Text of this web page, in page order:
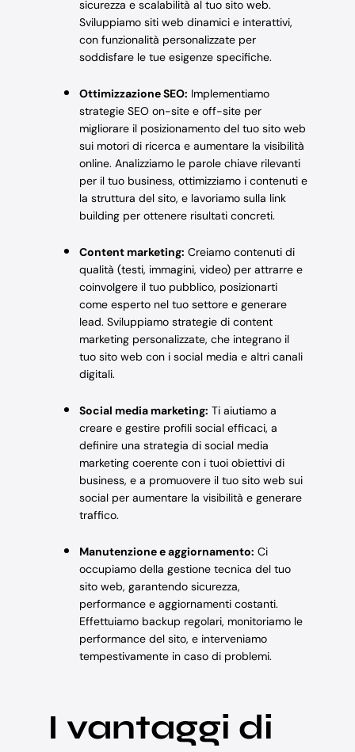
sicurezza e scalabilità al tuo sito web.
Sviluppiamo siti web dinamici e interattivi,
con funzionalità personalizzate per
soddisfare le tue esigenze specifiche.
Ottimizzazione SEO: Implementiamo
strategie SEO on-site e off-site per
migliorare il posizionamento del tuo sito web
sui motori di ricerca e aumentare la visibilità
online. Analizziamo le parole chiave rilevanti
per il tuo business, ottimizziamo i contenuti e
la struttura del sito, e lavoriamo sulla link
building per ottenere risultati concreti.
Content marketing: Creiamo contenuti di
qualità (testi, immagini, video) per attrarre e
coinvolgere il tuo pubblico, posizionarti
come esperto nel tuo settore e generare
lead. Sviluppiamo strategie di content
marketing personalizzate, che integrano il
tuo sito web con i social media e altri canali
digitali.
Social media marketing: Ti aiutiamo a
creare e gestire profili social efficaci, a
definire una strategia di social media
marketing coerente con i tuoi obiettivi di
business, e a promuovere il tuo sito web sui
social per aumentare la visibilità e generare
traffico.
Manutenzione e aggiornamento: Ci
occupiamo della gestione tecnica del tuo
sito web, garantendo sicurezza,
performance e aggiornamenti costanti.
Effettuiamo backup regolari, monitoriamo le
performance del sito, e interveniamo
tempestivamente in caso di problemi.
I vantaggi di